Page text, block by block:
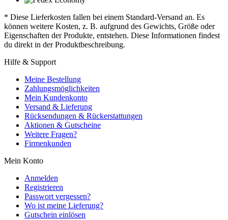
* Diese Lieferkosten fallen bei einem Standard-Versand an. Es
können weitere Kosten, z. B. aufgrund des Gewichts, Größe oder
Eigenschaften der Produkte, entstehen. Diese Informationen findest
du direkt in der Produktbeschreibung.
Hilfe & Support
Meine Bestellung
Zahlungsmöglichkeiten
Mein Kundenkonto
Versand & Lieferung
Rücksendungen & Rückerstattungen
Aktionen & Gutscheine
Weitere Fragen?
Firmenkunden
Mein Konto
Anmelden
Registrieren
Passwort vergessen?
Wo ist meine Lieferung?
Gutschein einlösen